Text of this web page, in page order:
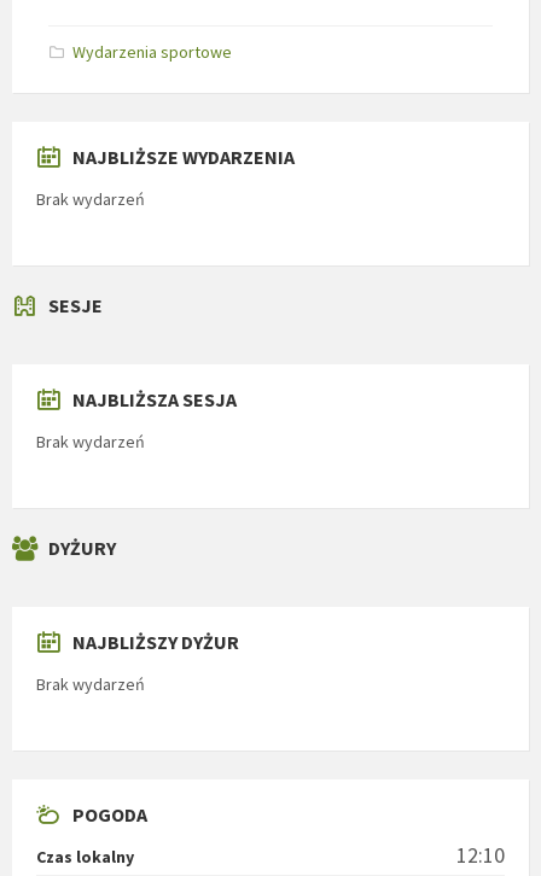
Wydarzenia sportowe
NAJBLIŻSZE WYDARZENIA
Brak wydarzeń
SESJE
NAJBLIŻSZA SESJA
Brak wydarzeń
DYŻURY
NAJBLIŻSZY DYŻUR
Brak wydarzeń
POGODA
Czas lokalny 12:10